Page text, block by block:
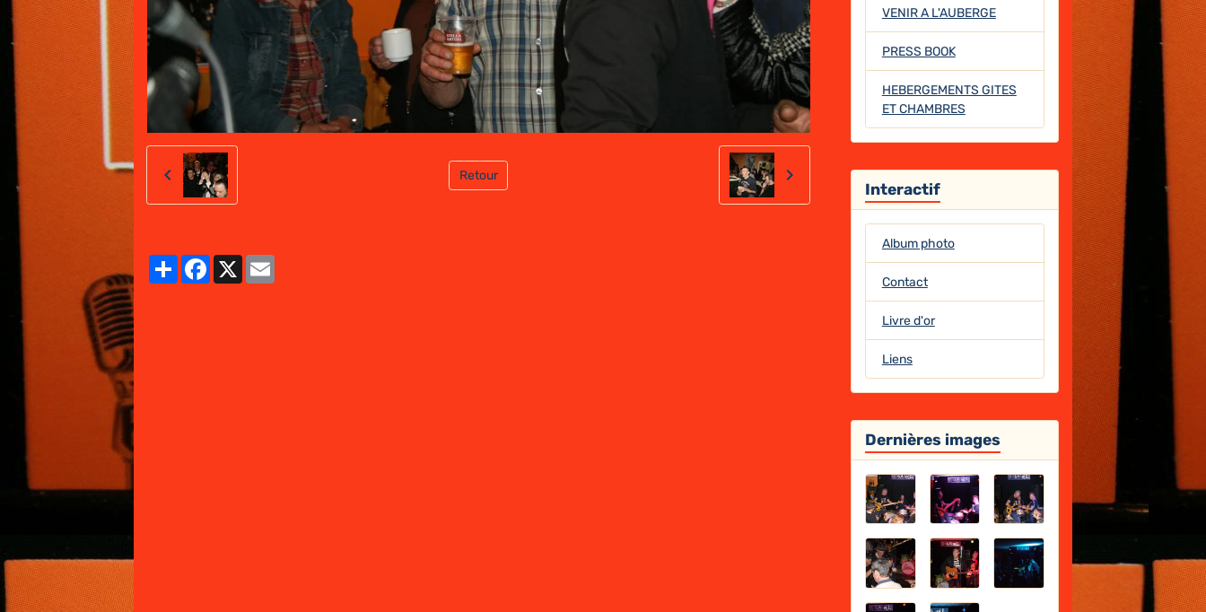
Retour
PartagerFacebook
X
VENIR A L'AUBERGE
PRESS BOOK
HEBERGEMENTS GITES
ET CHAMBRES
Interactif
Album photo
Contact
Livre d'or
Liens
Dernières images